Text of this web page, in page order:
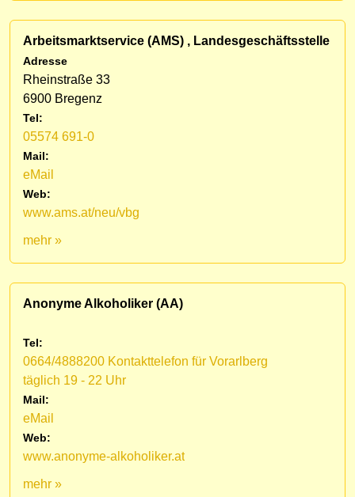
Arbeitsmarktservice (AMS) , Landesgeschäftsstelle
Adresse
Rheinstraße 33
6900 Bregenz
Tel:
05574 691-0
Mail:
eMail
Web:
www.ams.at/neu/vbg
mehr »
Anonyme Alkoholiker (AA)
Tel:
0664/4888200 Kontakttelefon für Vorarlberg
täglich 19 - 22 Uhr
Mail:
eMail
Web:
www.anonyme-alkoholiker.at
mehr »